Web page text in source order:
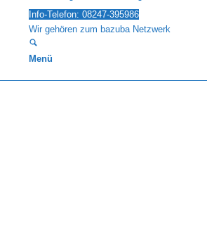
Info-Telefon: 08247-395986
Wir gehören zum bazuba Netzwerk
Menü